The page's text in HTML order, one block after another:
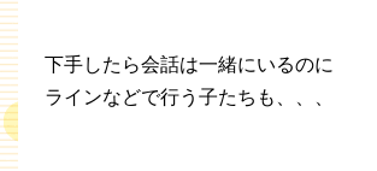
下手したら会話は一緒にいるのに
ラインなどで行う子たちも、、、